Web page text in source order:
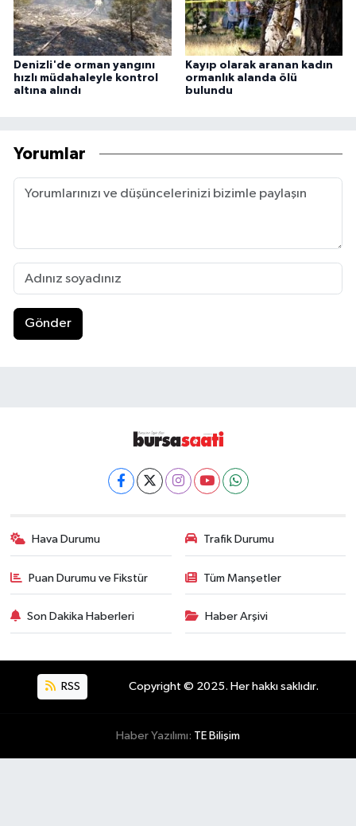
Denizli'de orman yangını
hızlı müdahaleyle kontrol
altına alındı
Kayıp olarak aranan kadın
ormanlık alanda ölü
bulundu
Yorumlar
Gönder
Hava Durumu Trafik Durumu
Puan Durumu ve Fikstür Tüm Manşetler
Son Dakika Haberleri Haber Arşivi
RSS Copyright © 2025. Her hakkı saklıdır.
Haber Yazılımı: TE Bilişim